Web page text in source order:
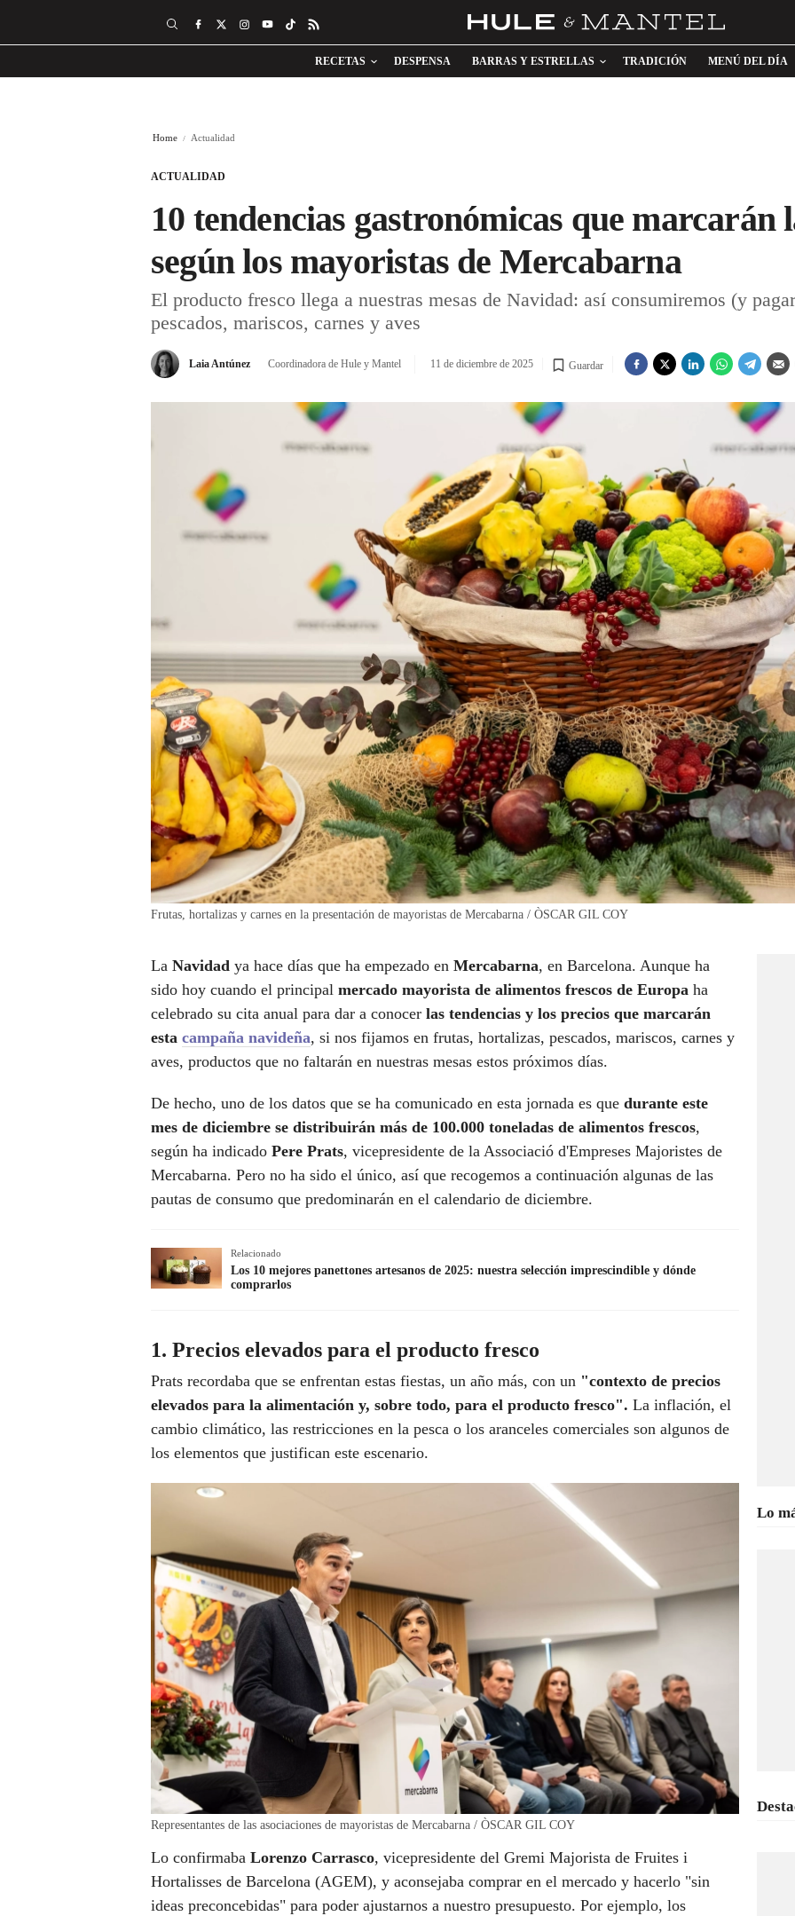
RECETAS DESPENSA BARRAS Y ESTRELLAS TRADICIÓN MENÚ DEL DÍA
Home Actualidad
ACTUALIDAD
10 tendencias gastronómicas que marcarán
según los mayoristas de Mercabarna
El producto fresco llega a nuestras mesas de Navidad: así consumiremos (y
pescados, mariscos, carnes y aves
Laia Antúnez Coordinadora de Hule y Mantel 11 de diciembre de 2025 Guardar
Frutas, hortalizas y carnes en la presentación de mayoristas de Mercabarna / ÒSCAR GIL COY
La Navidad ya hace días que ha empezado en Mercabarna, en Barcelona. Aunque ha
sido hoy cuando el principal mercado mayorista de alimentos frescos de Europa ha
celebrado su cita anual para dar a conocer las tendencias y los precios que marcarán
esta campaña navideña, si nos fijamos en frutas, hortalizas, pescados, mariscos, carnes y
aves, productos que no faltarán en nuestras mesas estos próximos días.
De hecho, uno de los datos que se ha comunicado en esta jornada es que durante este
mes de diciembre se distribuirán más de 100.000 toneladas de alimentos frescos,
según ha indicado Pere Prats, vicepresidente de la Associació d'Empreses Majoristes de
Mercabarna. Pero no ha sido el único, así que recogemos a continuación algunas de las
pautas de consumo que predominarán en el calendario de diciembre.
Relacionado
Los 10 mejores panettones artesanos de 2025: nuestra selección imprescindible y dónde
comprarlos
1. Precios elevados para el producto fresco
Prats recordaba que se enfrentan estas fiestas, un año más, con un "contexto de precios
elevados para la alimentación y, sobre todo, para el producto fresco". La inflación, el
cambio climático, las restricciones en la pesca o los aranceles comerciales son algunos de
los elementos que justifican este escenario.
Representantes de las asociaciones de mayoristas de Mercabarna / ÒSCAR GIL COY
Lo confirmaba Lorenzo Carrasco, vicepresidente del Gremi Majorista de Fruites i
Hortalisses de Barcelona (AGEM), y aconsejaba comprar en el mercado y hacerlo "sin
ideas preconcebidas" para poder ajustarnos a nuestro presupuesto. Por ejemplo, los
Lo